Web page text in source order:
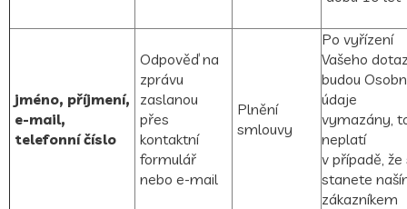
jméno, příjmení,
e-mail,
telefonní číslo
Odpověď na
zprávu
zaslanou
přes
kontaktní
formulář
nebo e-mail
Plnění
smlouvy
Po vyřízení
Vašeho
budou
údaje
vymazány,
neplatí
v případě, že
stanete
zákazníkem